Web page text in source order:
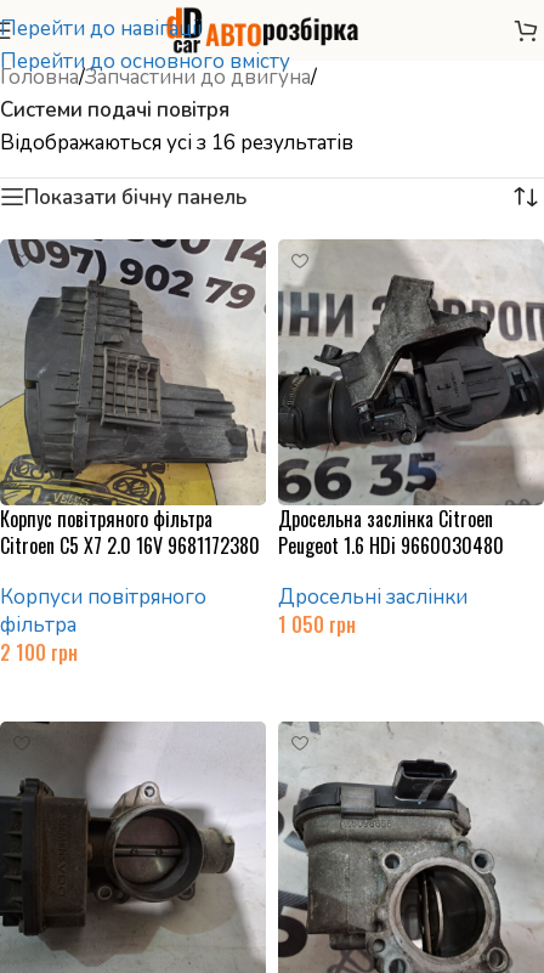
Перейти до навігації
Перейти до основного вмісту
Головна/Запчастини до двигуна/
Системи подачі повітря
Відображаються усі з 16 результатів
Показати бічну панель
Корпус повітряного фільтра
Citroen C5 X7 2.0 16V 9681172380
Корпуси повітряного
фільтра
2 100 грн
Дросельна заслінка Citroen
Peugeot 1.6 HDi 9660030480
Дросельні заслінки
1 050 грн